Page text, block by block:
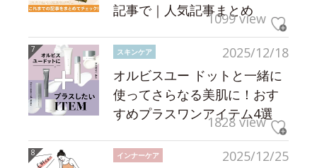
記事で｜人気記事まとめ
1099 view
2025/12/18
スキンケア
オルビスユー ドットと一緒に
使ってさらなる美肌に！おす
すめプラスワンアイテム4選
1828 view
2025/12/25
インナーケア